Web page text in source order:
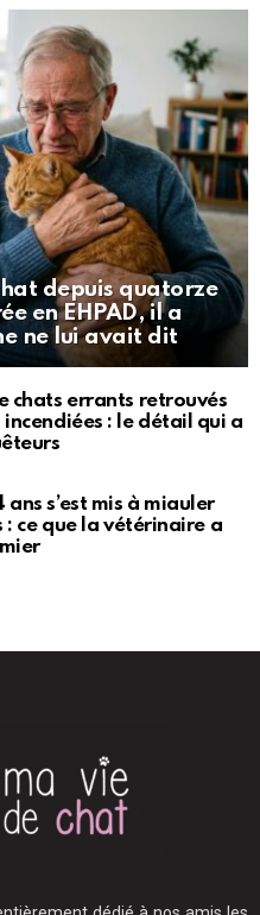
depuis quatorze
en EHPAD, il a
ne lui avait dit
chats errants retrouvés
incendiées : le détail qui a
ans s’est mis à miauler
: ce que la vétérinaire a